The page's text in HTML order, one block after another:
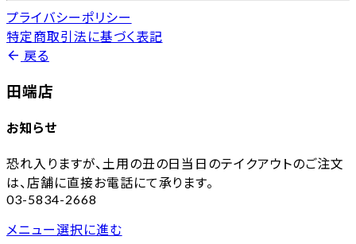
プライバシーポリシー
特定商取引法に基づく表記
arrow_back 戻る
田端店
お知らせ
恐れ入りますが、土用の丑の日当日のテイクアウトのご注文
は、店舗に直接お電話にて承ります。
03-5834-2668
メニュー選択に進む